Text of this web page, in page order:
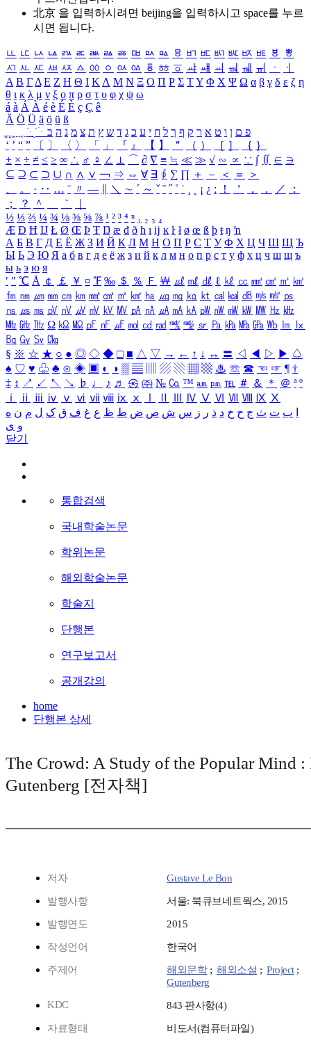
北京 을 입력하시려면 beijing을 입력하시고 space를 누르
시면 됩니다.
ㅥ ㅦ ㅧ ㅨ ㅩ ㅪ ㅫ ㅬ ㅭ ㅮ ㅯ ㅰ ㅱ ㅲ ㅳ ㅴ ㅵ ㅶ ㅷ ㅸ
ㅹ
ㅺ ㅻ ㅼ ㅽ ㅾ ㅿ ㆀ ㆁ ㆂ ㆃ ㆄ ㆅ ㆆ ㆇ ㆈ ㆉ ㆊ ㆋ ㆌ ㆍ
ㆎ
Α Β ΓΔ Ε Ζ Η Θ Ι ΚΛ Μ Ν Ξ Ο Π Ρ Σ ΤΥ Φ Χ Ψ Ω α β γ δ ε ζ η
θ ι κ λ μ ν ξ ο π ρ σ τ υ φ χ ψ ω
á à Á À é è É È ç Ç ê
Ä Ö Ü ä ö ü ß
ִֶֹ ֻּ ׁׂ פ ם ן ו ט א ר ק ף ך ל ח י ע כ ג ד ש ץ ת צ מ נ ה ב
‘ ’ “ ” 〔 〕 〈 〉 「 」 『 』 【 】 ＂ （ ） ［ ］ ｛ ｝
± × ÷ ≠ ≤ ≥ ∞ ∴ ♂ ♀ ∠ ⊥ ⌒ ∂ ∇ ≡ ≒ ≪ ≫ √ ∽ ∝ ∵ ∫ ∬ ∈ ∋
⊆ ⊇ ⊂ ⊃ ∪ ∩ ∧ ∨ ￢ ⇒ ⇔ ∀ ∃ ∮ ∑ ∏ ＋ － ＜ ＝
＞
、
。 · ‥ … ¨ 〃 ― ＼ ∼ ´ ～ ˇ ˘ ˝ ˚ ˙ ¸ ¡ ¿ ː ！ ＇ ， ． ／
：
；
？ ＾ ｀
½ ⅓ ⅔ ¼ ¾ ⅛ ⅜ ⅝ ⅞ ¹ ² ³ ⁴ ⁿ ₁ ₂ ₃ ₄
Æ Ð Ħ Ĳ Ł Ø Œ Þ Ŧ Ŋ æ đ ð ħ ı ĳ ĸ ŀ ł ø œ ß þ ŧ ŋ ŉ
А Б В Г Д Е Ё Ж З И Й К Л М Н О П Р С Т У Ф Х Ц Ч Ш Щ Ъ
Ы Ь Э Ю Я а б в г д е ё ж з и й к л м н о п р с т у ф х ц ч ш щ ъ
ы ь э ю я
′ ″ ℃ Å ￠ ￡ ￥ ¤ ℉ ‰ ＄ ％ Ｆ ￦ ㎕ ㎖ ㎗ ℓ ㎘ ㏄ ㎣ ㎤ ㎥ ㎦
㎙ ㎚ ㎛ ㎜ ㎝ ㎞ ㎟ ㎠ ㎡ ㎢ ㏊ ㎍ ㎎ ㎏ ㏏ ㎈ ㎉ ㏈ ㎧ ㎨ ㎰
㎱ ㎲ ㎳ ㎴ ㎵ ㎶ ㎷ ㎸ ㎹ ㎀ ㎁ ㎂ ㎃ ㎄ ㎺ ㎻ ㎽ ㎾ ㎿ ㎐ ㎑
㎒ ㎓ ㎔ Ω ㏀ ㏁ ㎊ ㎋ ㎌ ㏖ ㏅ ㎭ ㎮ ㎯ ㏛ ㎩ ㎪ ㎫ ㎬ ㏝ ㏐
㏓
㏃ ㏉ ㏜ ㏆
§ ※ ☆ ★ ○ ● ◎ ◇ ◆ □ ■ △ ▽ → ← ↑ ↓ ↔ 〓 ◁ ◀ ▷ ▶ ♤
♠ ♡ ♥ ♧ ♣ ⊙ ◈ ▣ ◐ ◑ ▒ ▤ ▨ ▧ ▦ ▩ ♨ ☏ ☎ ☜ ☞ ¶ †
‡ ↕ ↗ ↙ ↖ ↘ ♭ ♩ ♪ ♬ ㉿ ㈜ № ㏇ ™ ㏂ ㏘ ℡ ＃ ＆ ＊ ＠ ª º
ⅰ
ⅱ ⅲ ⅳ ⅴ ⅵ ⅶ ⅷ ⅸ ⅹ Ⅳ Ⅴ Ⅵ Ⅶ Ⅷ Ⅸ Ⅹ
ب ت ث ج ح خ د ذ ر ز س ش ص ض ط ظ ع غ ف ق ک ل م ن ه
و ی
닫기
통합검색
국내학술논문
학위논문
해외학술논문
학술지
단행본
연구보고서
공개강의
home
단행본 상세
The Crowd: A Study of the Popular Mind :
Gutenberg [전자책]
저자 Gustave Le Bon
발행사항 서울: 북큐브네트웍스, 2015
발행연도 2015
작성언어 한국어
주제어 해외문학; 해외소설 ; Project;
Gutenberg
KDC
843 판사항(4)
자료형태 비도서(컴퓨터파일)